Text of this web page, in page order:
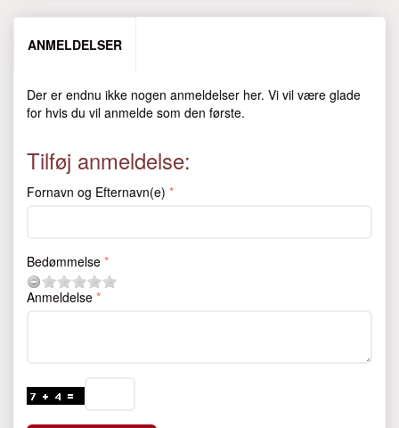
ANMELDELSER
Der er endnu ikke nogen anmeldelser her. Vi vil være glade
for hvis du vil anmelde som den første.
Tilføj anmeldelse:
Fornavn og Efternavn(e)
Bedømmelse
Anmeldelse